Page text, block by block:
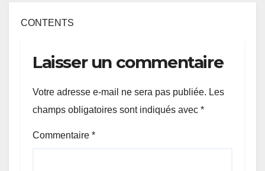
CONTENTS
Laisser un commentaire
Votre adresse e-mail ne sera pas publiée. Les
champs obligatoires sont indiqués avec *
Commentaire *